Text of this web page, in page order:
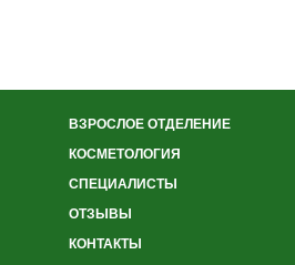
ВЗРОСЛОЕ ОТДЕЛЕНИЕ
КОСМЕТОЛОГИЯ
СПЕЦИАЛИСТЫ
ОТЗЫВЫ
КОНТАКТЫ